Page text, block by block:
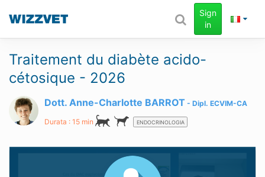
Sign
in
Traitement du diabète acido-
cétosique - 2026
Dott. Anne-Charlotte BARROT Dipl. ECVIM-CA
Durata : 15 min ENDOCRINOLOGIA